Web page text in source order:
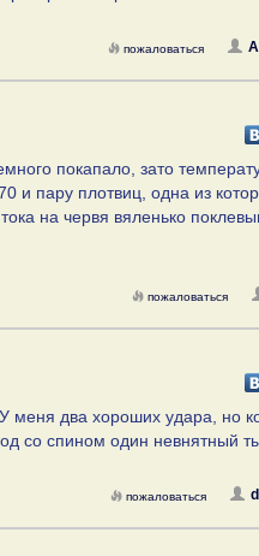
пожаловаться
покапало, зато
и пару плотвиц, одна из
на червя вяленько
пожаловаться
меня два хороших удара, но
со спином один невнятный
пожаловаться